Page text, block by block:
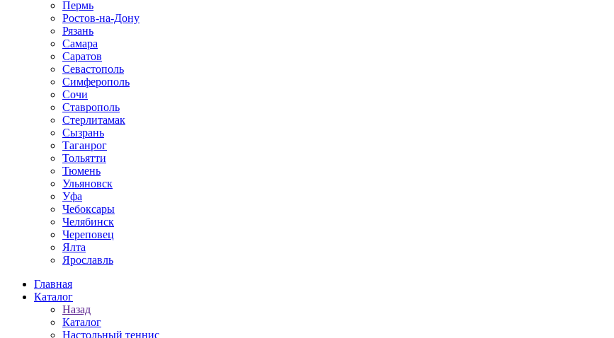
Пермь
Ростов-на-Дону
Рязань
Самара
Саратов
Севастополь
Симферополь
Сочи
Ставрополь
Стерлитамак
Сызрань
Таганрог
Тольятти
Тюмень
Ульяновск
Уфа
Чебоксары
Челябинск
Череповец
Ялта
Ярославль
Главная
Каталог
Назад
Каталог
Настольный теннис